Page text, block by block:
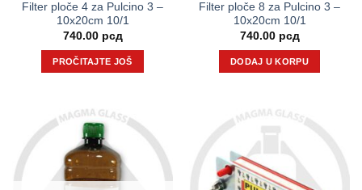
Filter ploče 4 za Pulcino 3 –
10x20cm 10/1
740.00 рсд
PROČITAJTE JOŠ
Filter ploče 8 za Pulcino 3 –
10x20cm 10/1
740.00 рсд
DODAJ U KORPU